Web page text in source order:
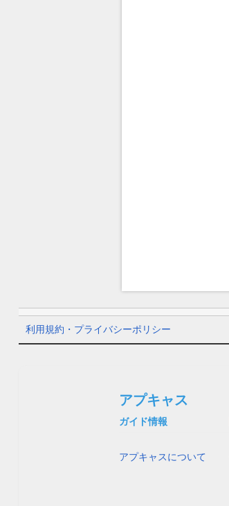
利用規約・プライバシーポリシー
アプキャス
ガイド情報
アプキャスについて